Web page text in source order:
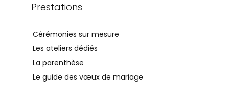
Prestations
Cérémonies sur mesure
Les ateliers dédiés
La parenthèse
Le guide des vœux de mariage